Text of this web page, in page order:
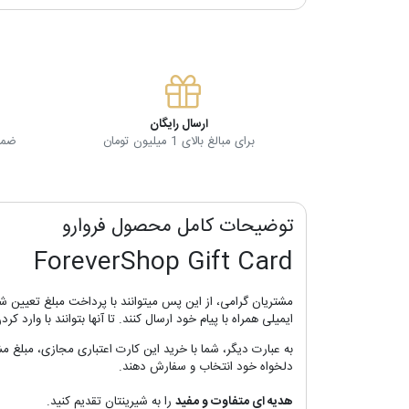
ارسال رایگان
برای مبالغ بالای 1 میلیون تومان
توضیحات کامل محصول فروارو
ForeverShop Gift Card
مشتریان گرامی، از این پس میتوانند با پرداخت مبلغ
ایمیلی همراه با پیام خود ارسال کنند. تا آنها بتوانند
به عبارت دیگر، شما با خرید این کارت اعتباری مجازی، مبلغ
دلخواه خود انتخاب و سفارش دهند.
هدیه ای متفاوت و مفید را به شیرینتان تقدیم کنید.